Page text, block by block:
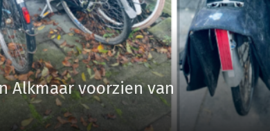
Alkmaar voorzien van